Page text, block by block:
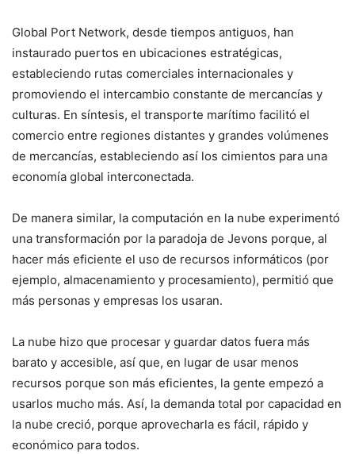
Global Port Network, desde tiempos antiguos, han
instaurado puertos en ubicaciones estratégicas,
estableciendo rutas comerciales internacionales y
promoviendo el intercambio constante de mercancías y
culturas. En síntesis, el transporte marítimo facilitó el
comercio entre regiones distantes y grandes volúmenes
de mercancías, estableciendo así los cimientos para una
economía global interconectada.
De manera similar, la computación en la nube experimentó
una transformación por la paradoja de Jevons porque, al
hacer más eficiente el uso de recursos informáticos (por
ejemplo, almacenamiento y procesamiento), permitió que
más personas y empresas los usaran.
La nube hizo que procesar y guardar datos fuera más
barato y accesible, así que, en lugar de usar menos
recursos porque son más eficientes, la gente empezó a
usarlos mucho más. Así, la demanda total por capacidad en
la nube creció, porque aprovecharla es fácil, rápido y
económico para todos.